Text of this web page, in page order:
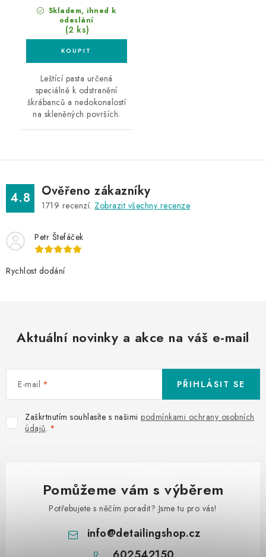
Skladem, ihned k
odeslání
(2 ks)
Leštící pasta určená
speciálně k odstranění
škrábanců a nedokonalostí
na skleněných površích.
4.8 Ověřeno zákazníky
1719 recenzí. Zobrazit všechny recenze
Petr Štefáček
Rychlost dodání
Aktuální novinky a akce na váš e-mail
E-mail
Zaškrtnutím souhlasíte s našimi podmínkami ochrany osobních
údajů.
PŘIHLÁSIT SE
Pomůžeme vám s výběrem
Potřebujete s něčím poradit? Jsme tu pro vás!
info@detailingshop.cz